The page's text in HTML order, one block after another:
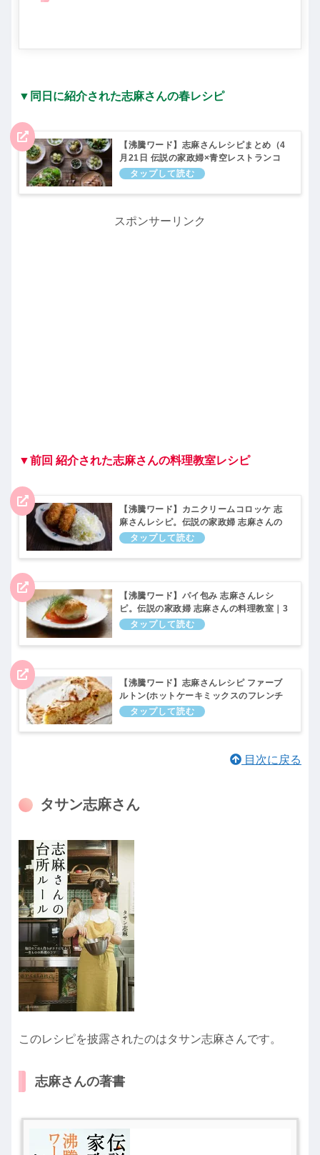
▼同日に紹介された志麻さんの春レシピ
【沸騰ワード】志麻さんレシピまとめ（4
月21日 伝説の家政婦×青空レストランコ
ラボSP）
スポンサーリンク
▼前回 紹介された志麻さんの料理教室レシピ
【沸騰ワード】カニクリームコロッケ 志
麻さんレシピ。伝説の家政婦 志麻さんの
料理教室｜3月10日
【沸騰ワード】パイ包み 志麻さんレシ
ピ。伝説の家政婦 志麻さんの料理教室｜3
月10日
【沸騰ワード】志麻さんレシピ ファーブ
ルトン(ホットケーキミックスのフレンチ
スイーツ)の作り方。志麻さんの料理教室
目次に戻る
タサン志麻さん
このレシピを披露されたのはタサン志麻さんです。
志麻さんの著書